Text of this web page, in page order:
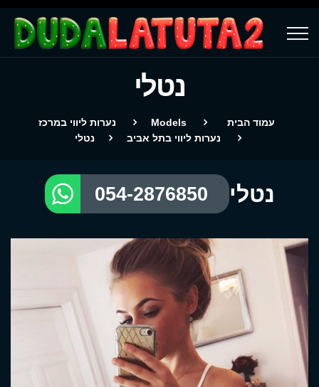
נטלי
עמוד הבית Models
נערות ליווי במרכז
נערות ליווי בתל אביב
נטלי
נטלי 054-2876850